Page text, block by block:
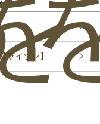
ライゾン】